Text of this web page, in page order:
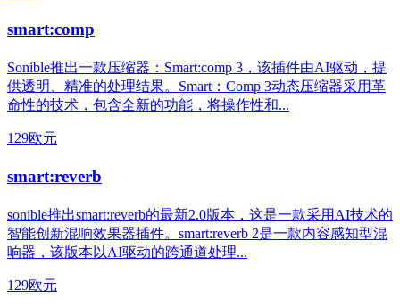
smart:comp
Sonible推出一款压缩器：Smart:comp 3，该插件由AI驱动，提
供透明、精准的处理结果。Smart：Comp 3动态压缩器采用革
命性的技术，包含全新的功能，将操作性和...
129欧元
smart:reverb
sonible推出smart:reverb的最新2.0版本，这是一款采用AI技术的
智能创新混响效果器插件。smart:reverb 2是一款内容感知型混
响器，该版本以AI驱动的跨通道处理...
129欧元